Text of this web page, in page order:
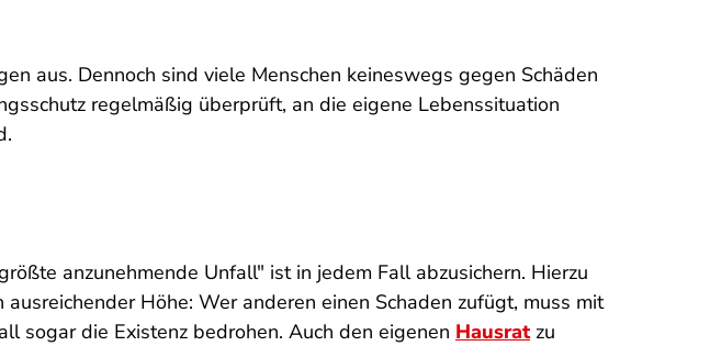
aus. Dennoch sind viele Menschen keineswegs gegen Schäden
regelmäßig überprüft, an die eigene Lebenssituation
anzunehmende Unfall" ist in jedem Fall abzusichern. Hierzu
ausreichender Höhe: Wer anderen einen Schaden zufügt, muss mit
sogar die Existenz bedrohen. Auch den eigenen Hausratzu